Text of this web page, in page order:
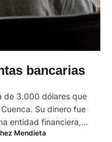
bancarias
de 3.000 dólares que
Su dinero fue
entidad financiera,
que nunca hizo esta
Mendieta